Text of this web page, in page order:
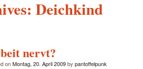
Deichkind
nervt?
onMontag, 20. April 2009by pantoffelpunk